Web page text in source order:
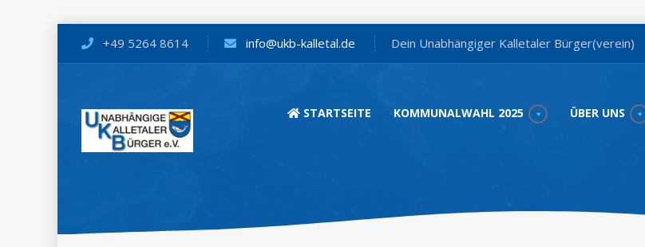
+49 5264 8614 info@ukb-kalletal.de Dein Unabhängiger Kalletaler Bürger(verein)
STARTSEITE KOMMUNALWAHL 2025 ÜBER UNS